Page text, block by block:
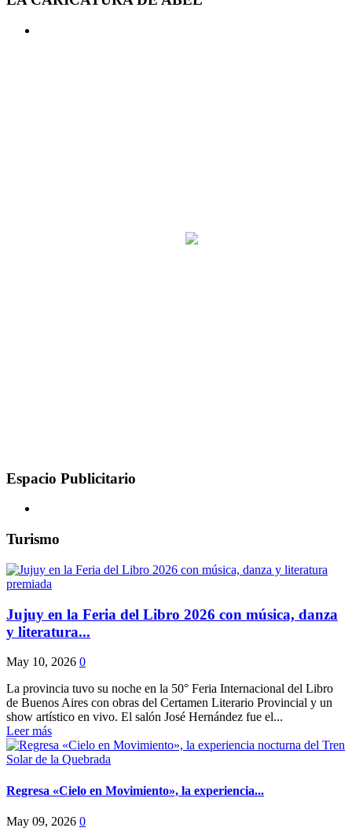
Espacio Publicitario
Turismo
Jujuy en la Feria del Libro 2026 con música, danza
y literatura...
May 10, 2026 0
La provincia tuvo su noche en la 50° Feria Internacional del Libro
de Buenos Aires con obras del Certamen Literario Provincial y un
show artístico en vivo. El salón José Hernández fue el...
Leer más
Regresa «Cielo en Movimiento», la experiencia...
May 09, 2026 0